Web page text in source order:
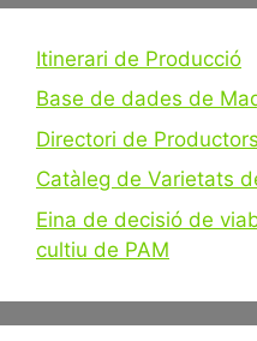
Itinerari de Producció
Base de dades de
Directori de
Catàleg de Varietats
Eina de decisió de
cultiu de PAM